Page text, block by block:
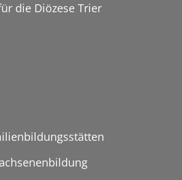
die Diözese Trier